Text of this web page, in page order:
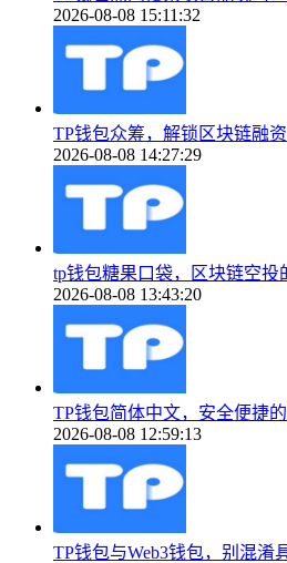
2026-08-08 15:11:32
TP钱包众筹，解锁区块链融
2026-08-08 14:27:29
tp钱包糖果口袋，区块链空投
2026-08-08 13:43:20
TP钱包简体中文，安全便捷
2026-08-08 12:59:13
TP钱包与Web3钱包，别混淆